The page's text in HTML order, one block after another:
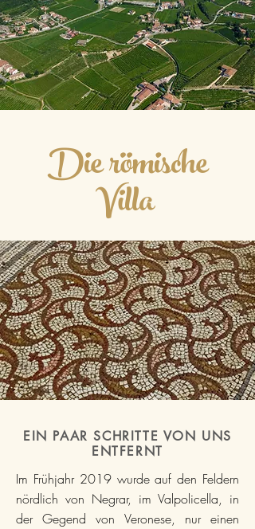
Die römische
Villa
EIN PAAR SCHRITTE VON UNS
ENTFERNT
Im Frühjahr 2019 wurde auf den Feldern
nördlich von Negrar, im Valpolicella, in
der Gegend von Veronese, nur einen